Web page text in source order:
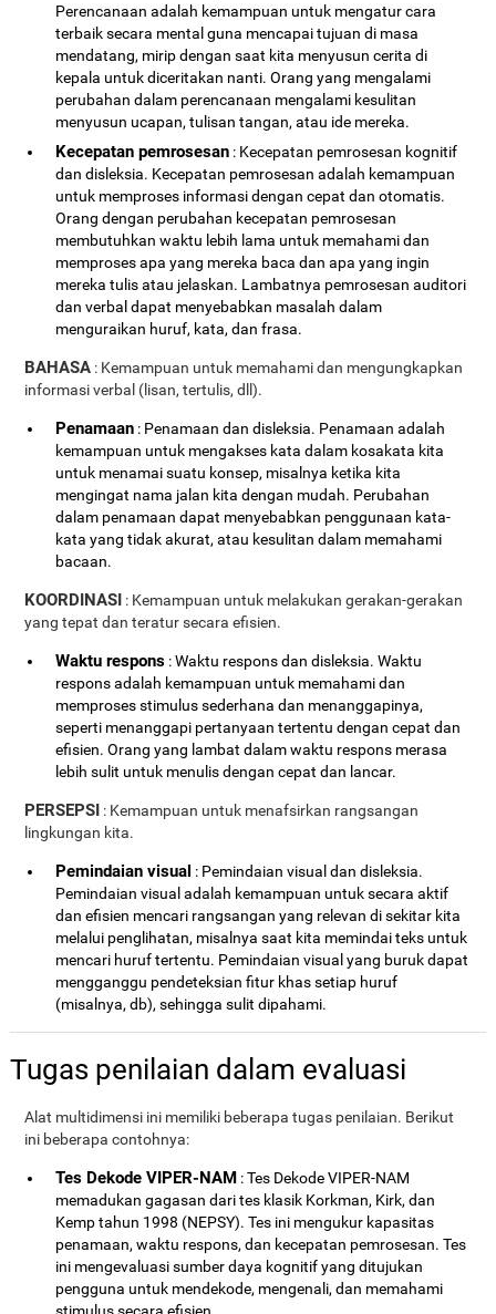
Perencanaan adalah kemampuan untuk mengatur cara
terbaik secara mental guna mencapai tujuan di masa
mendatang, mirip dengan saat kita menyusun cerita di
kepala untuk diceritakan nanti. Orang yang mengalami
perubahan dalam perencanaan mengalami kesulitan
menyusun ucapan, tulisan tangan, atau ide mereka.
Kecepatan pemrosesan : Kecepatan pemrosesan kognitif
dan disleksia. Kecepatan pemrosesan adalah kemampuan
untuk memproses informasi dengan cepat dan otomatis.
Orang dengan perubahan kecepatan pemrosesan
membutuhkan waktu lebih lama untuk memahami dan
memproses apa yang mereka baca dan apa yang ingin
mereka tulis atau jelaskan. Lambatnya pemrosesan auditori
dan verbal dapat menyebabkan masalah dalam
menguraikan huruf, kata, dan frasa.
BAHASA : Kemampuan untuk memahami dan mengungkapkan
informasi verbal (lisan, tertulis, dll).
Penamaan : Penamaan dan disleksia. Penamaan adalah
kemampuan untuk mengakses kata dalam kosakata kita
untuk menamai suatu konsep, misalnya ketika kita
mengingat nama jalan kita dengan mudah. Perubahan
dalam penamaan dapat menyebabkan penggunaan kata-
kata yang tidak akurat, atau kesulitan dalam memahami
bacaan.
KOORDINASI : Kemampuan untuk melakukan gerakan-gerakan
yang tepat dan teratur secara efisien.
Waktu respons : Waktu respons dan disleksia. Waktu
respons adalah kemampuan untuk memahami dan
memproses stimulus sederhana dan menanggapinya,
seperti menanggapi pertanyaan tertentu dengan cepat dan
efisien. Orang yang lambat dalam waktu respons merasa
lebih sulit untuk menulis dengan cepat dan lancar.
PERSEPSI : Kemampuan untuk menafsirkan rangsangan
lingkungan kita.
Pemindaian visual : Pemindaian visual dan disleksia.
Pemindaian visual adalah kemampuan untuk secara aktif
dan efisien mencari rangsangan yang relevan di sekitar kita
melalui penglihatan, misalnya saat kita memindai teks untuk
mencari huruf tertentu. Pemindaian visual yang buruk dapat
mengganggu pendeteksian fitur khas setiap huruf
(misalnya, db), sehingga sulit dipahami.
Tugas penilaian dalam evaluasi
Alat multidimensi ini memiliki beberapa tugas penilaian. Berikut
ini beberapa contohnya:
Tes Dekode VIPER-NAM : Tes Dekode VIPER-NAM
memadukan gagasan dari tes klasik Korkman, Kirk, dan
Kemp tahun 1998 (NEPSY). Tes ini mengukur kapasitas
penamaan, waktu respons, dan kecepatan pemrosesan. Tes
ini mengevaluasi sumber daya kognitif yang ditujukan
pengguna untuk mendekode, mengenali, dan memahami